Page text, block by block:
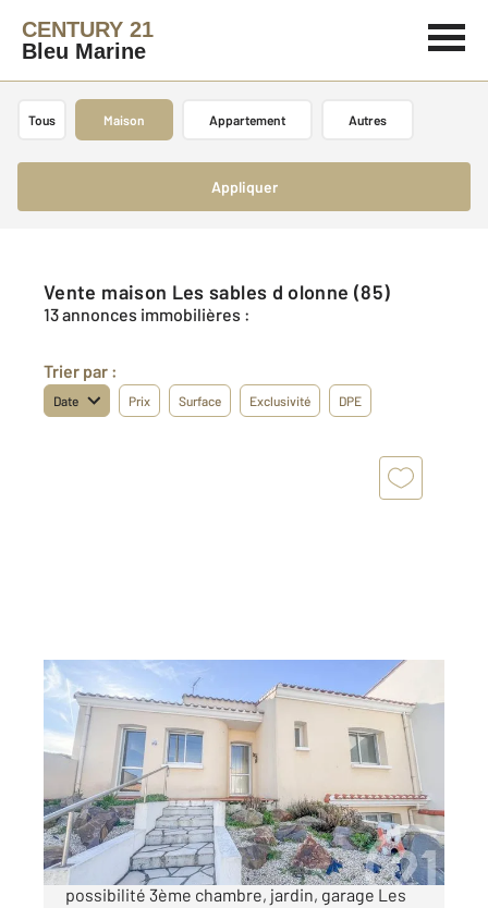
CENTURY 21
Bleu Marine
Tous Maison Appartement Autres
Appliquer
Vente maison Les sables d olonne (85)
13 annonces immobilières :
Trier par :
Date Prix Surface Exclusivité DPE
LES SABLES D OLONNE 85
93,13 m2 , 4 pièces
Ref : 1540
Maison à vendre
359 800 €
Maison à vendre à La Chaume 2 chambres avec
possibilité 3ème chambre, jardin, garage Les